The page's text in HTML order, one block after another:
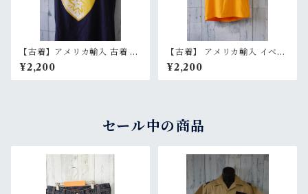
【古着】アメリカ輸入 古着 イ
ベント 半袖 Tシャツ（DUPO
NT）メンズ S ネイビー Rank
B
¥2,200
【古着】 アメリカ輸入 イベン
ト 半袖 Tシャツ Avon Oriole
Athletics メンズ S イエロー
RankB
¥2,200
セール中の商品